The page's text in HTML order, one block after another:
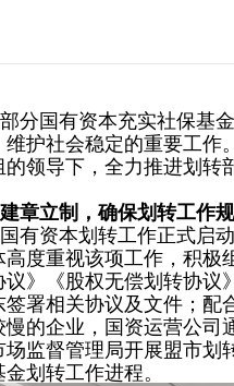
国有资本充实社保基
维护社会稳定的重要工
的领导下，全力推进划
立制，确保划转工作
资本划转工作正式启
高度重视该项工作，积
议》《股权无偿划转协议
签署相关协议及文件；
慢的企业，国资运营公司
场监督管理局开展盟市划
划转工作进程。